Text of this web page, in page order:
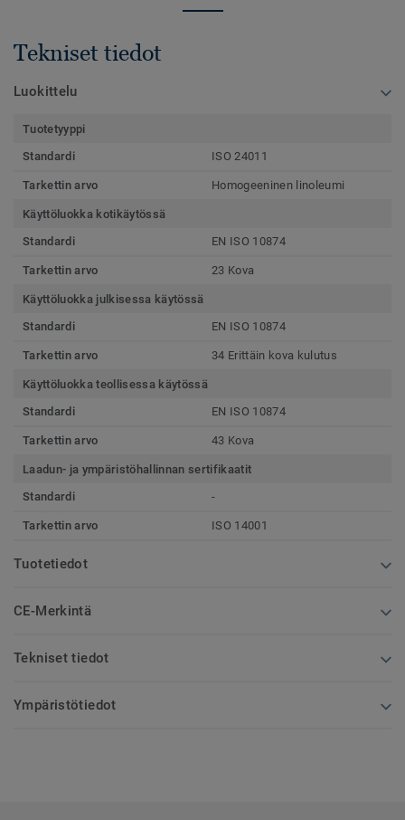
Tekniset tiedot
Luokittelu
Tuotetyyppi
Standardi
ISO 24011
Tarkettin arvo Homogeeninen linoleumi
Käyttöluokka kotikäytössä
Standardi
EN ISO 10874
Tarkettin arvo 23 Kova
Käyttöluokka julkisessa käytössä
Standardi
EN ISO 10874
Tarkettin arvo 34 Erittäin kova kulutus
Käyttöluokka teollisessa käytössä
Standardi
EN ISO 10874
Tarkettin arvo 43 Kova
Laadun- ja ympäristöhallinnan sertifikaatit
Standardi
-
Tarkettin arvo ISO 14001
Tuotetiedot
CE-Merkintä
Tekniset tiedot
Ympäristötiedot